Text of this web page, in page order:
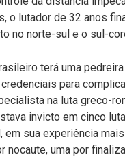
o lutador de 32 anos
no norte-sul e o sul-
terá uma
para
na luta greco-
invicto em cinco
em sua experiência
nocaute, uma por